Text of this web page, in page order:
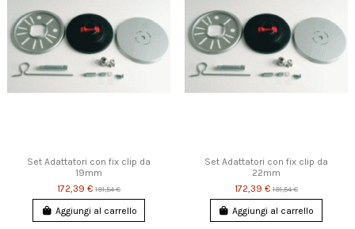
Set Adattatori con fix clip da
19mm
172,39 €191,54 €
Aggiungi al carrello
Set Adattatori con fix clip da
22mm
172,39 €191,54 €
Aggiungi al carrello